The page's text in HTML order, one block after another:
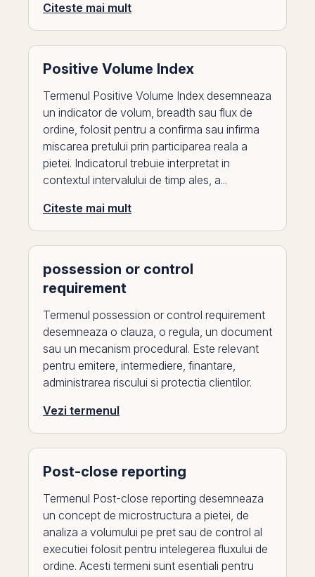
Citeste mai mult
Positive Volume Index
Termenul Positive Volume Index desemneaza
un indicator de volum, breadth sau flux de
ordine, folosit pentru a confirma sau infirma
miscarea pretului prin participarea reala a
pietei. Indicatorul trebuie interpretat in
contextul intervalului de timp ales, a...
Citeste mai mult
possession or control
requirement
Termenul possession or control requirement
desemneaza o clauza, o regula, un document
sau un mecanism procedural. Este relevant
pentru emitere, intermediere, finantare,
administrarea riscului si protectia clientilor.
Vezi termenul
Post-close reporting
Termenul Post-close reporting desemneaza
un concept de microstructura a pietei, de
analiza a volumului pe pret sau de control al
executiei folosit pentru intelegerea fluxului de
ordine. Acesti termeni sunt esentiali pentru